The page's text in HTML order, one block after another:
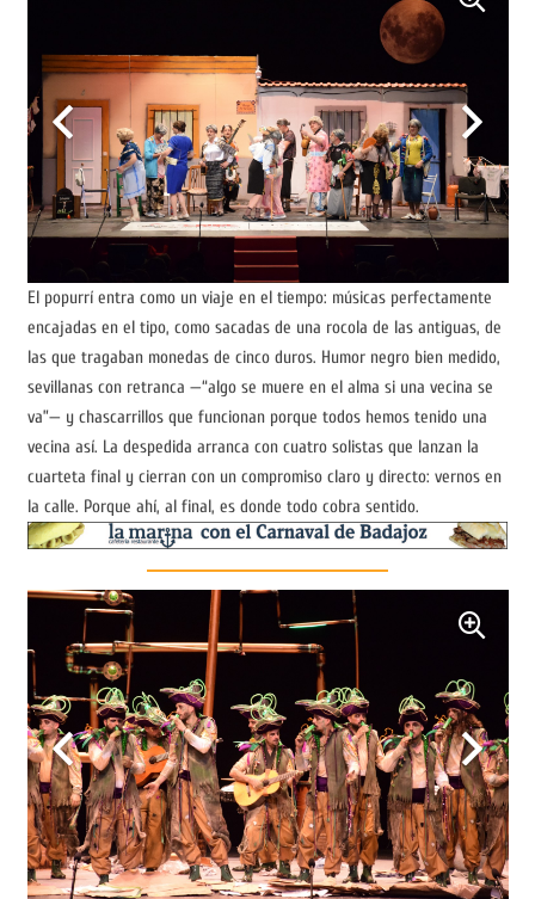
El popurrí entra como un viaje en el tiempo: músicas perfectamente
encajadas en el tipo, como sacadas de una rocola de las antiguas, de
las que tragaban monedas de cinco duros. Humor negro bien medido,
sevillanas con retranca —“algo se muere en el alma si una vecina se
va”— y chascarrillos que funcionan porque todos hemos tenido una
vecina así. La despedida arranca con cuatro solistas que lanzan la
cuarteta final y cierran con un compromiso claro y directo: vernos en
la calle. Porque ahí, al final, es donde todo cobra sentido.